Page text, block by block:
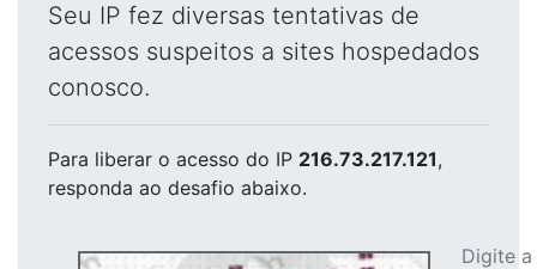
Seu IP fez diversas tentativas de
acessos suspeitos a sites hospedados
conosco.
Para liberar o acesso do IP 216.73.217.121,
responda ao desafio abaixo.
Digite